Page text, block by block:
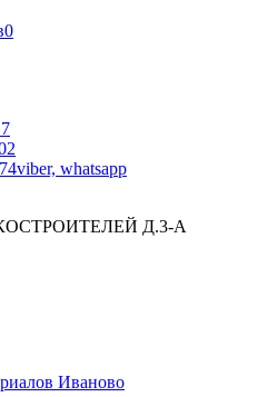
0
viber, whatsapp
Д.3-А